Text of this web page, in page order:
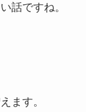
話ですね。
ます。